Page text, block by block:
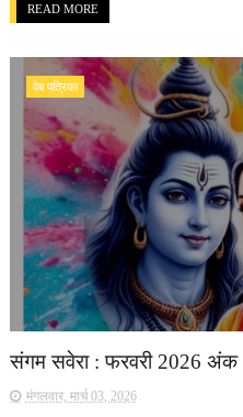
READ MORE
वेब पत्रिका
संगम सवेरा : फरवरी 2026 अंक
मंगलवार, मार्च 03, 2026